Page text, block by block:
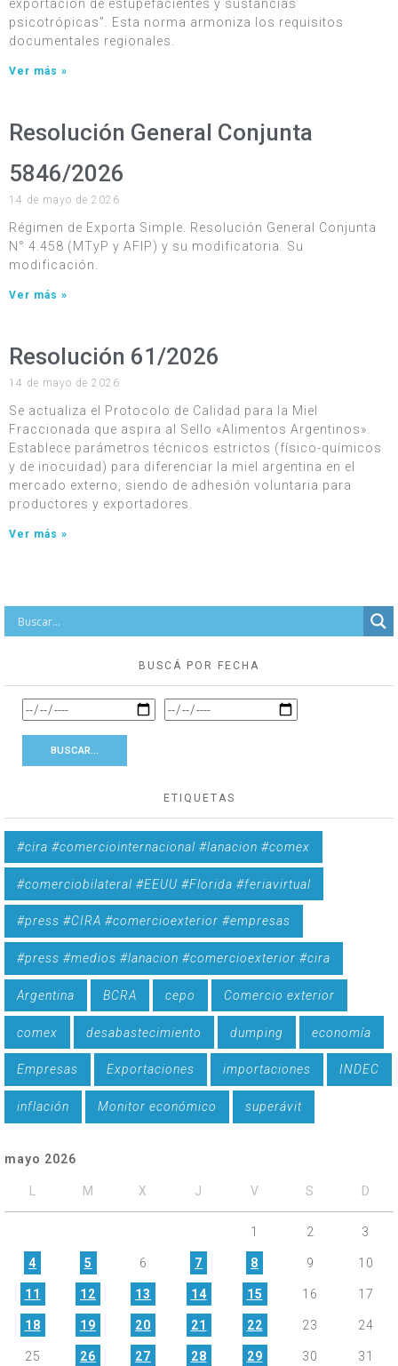
exportación de estupefacientes y sustancias
psicotrópicas”. Esta norma armoniza los requisitos
documentales regionales.
Ver más »
Resolución General Conjunta
5846/2026
14 de mayo de 2026
Régimen de Exporta Simple. Resolución General Conjunta
N° 4.458 (MTyP y AFIP) y su modificatoria. Su
modificación.
Ver más »
Resolución 61/2026
14 de mayo de 2026
Se actualiza el Protocolo de Calidad para la Miel
Fraccionada que aspira al Sello «Alimentos Argentinos».
Establece parámetros técnicos estrictos (físico-químicos
y de inocuidad) para diferenciar la miel argentina en el
mercado externo, siendo de adhesión voluntaria para
productores y exportadores.
Ver más »
BUSCÁ POR FECHA
ETIQUETAS
#cira #comerciointernacional #lanacion #comex
#comerciobilateral #EEUU #Florida #feriavirtual
#press #CIRA #comercioexterior #empresas
#press #medios #lanacion #comercioexterior #cira
Argentina BCRA cepo Comercio exterior
comex desabastecimiento dumping economía
Empresas Exportaciones importaciones INDEC
inflación Monitor económico superávit
mayo 2026
M X J V S D
1 2 3
4 5 6 7 8 9 10
11 12 13 14 15 16 17
18 19 20 21 22 23 24
25 26 27 28 29 30
31